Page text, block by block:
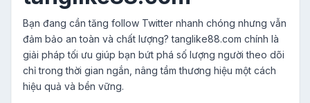
Bạn đang cần tăng follow Twitter nhanh chóng nhưng vẫn
đảm bảo an toàn và chất lượng? tanglike88.com chính là
giải pháp tối ưu giúp bạn bứt phá số lượng người theo dõi
chỉ trong thời gian ngắn, nâng tầm thương hiệu một cách
hiệu quả và bền vững.